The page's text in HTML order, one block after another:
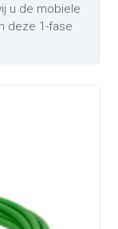
u de mobiele
deze 1-fase